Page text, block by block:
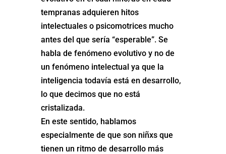
tempranas adquieren hitos
intelectuales o psicomotrices mucho
antes del que sería “esperable”. Se
habla de fenómeno evolutivo y no de
un fenómeno intelectual ya que la
inteligencia todavía está en desarrollo,
lo que decimos que no está
cristalizada.
En este sentido, hablamos
especialmente de que son niñxs que
tienen un ritmo de desarrollo más